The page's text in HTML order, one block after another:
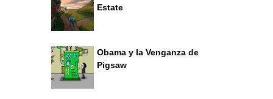
Estate
Obama y la Venganza de
Pigsaw